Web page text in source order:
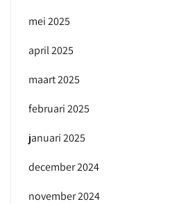
mei 2025
april 2025
maart 2025
februari 2025
januari 2025
december 2024
november 2024